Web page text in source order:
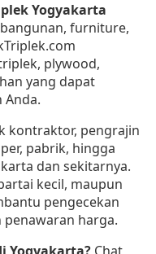
Yogyakarta
furniture,
plywood,
yang dapat
Anda.
kontraktor, pengrajin
pabrik, hingga
dan sekitarnya.
kecil, maupun
pengecekan
harga.